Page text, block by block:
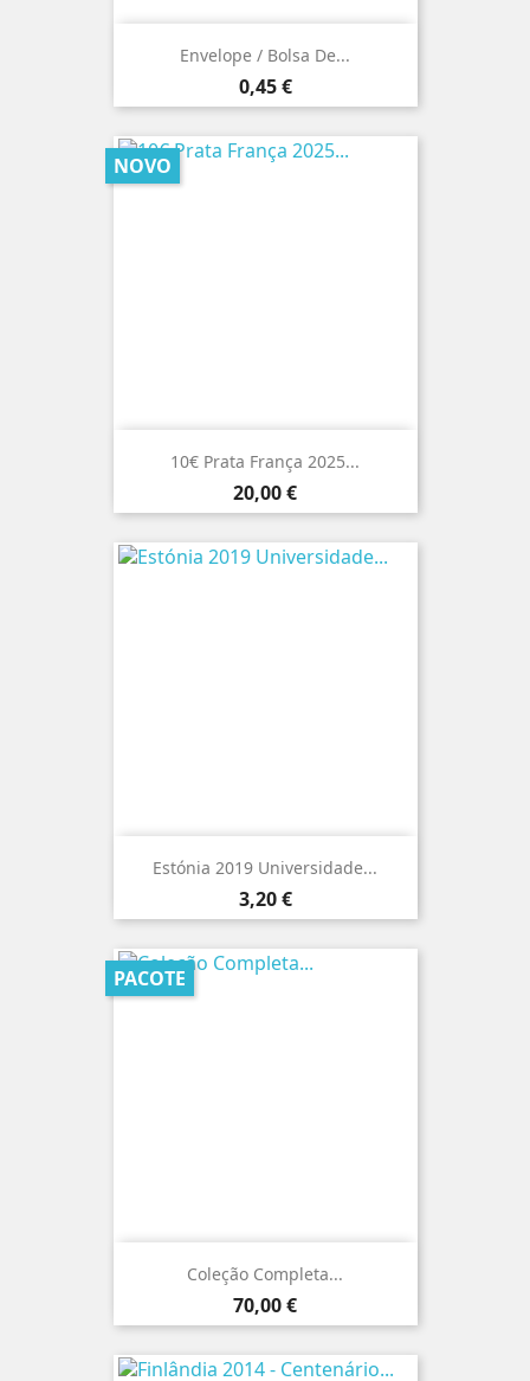
Envelope / Bolsa De...
Preço
0,45 €
10€ Prata França 2025...
Preço
20,00 €
NOVO
Estónia 2019 Universidade...
Preço
3,20 €
Coleção Completa...
Preço
70,00 €
PACOTE